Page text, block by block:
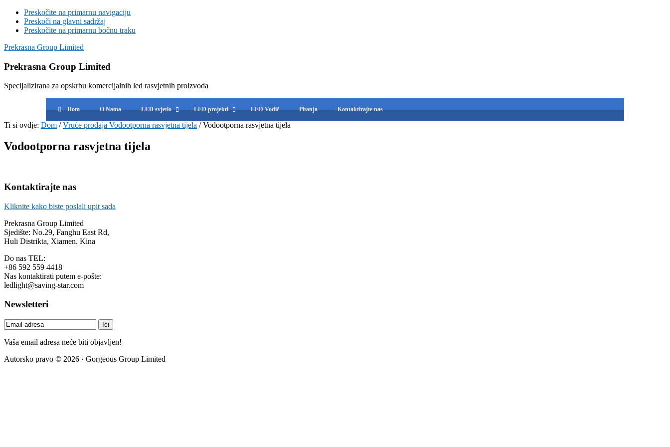
Preskočite na primarnu navigaciju
Preskoči na glavni sadržaj
Preskočite na primarnu bočnu traku
Prekrasna Group Limited
Prekrasna Group Limited
Specijalizirana za opskrbu komercijalnih led rasvjetnih proizvoda
Dom O Nama LED svjetlo LED projekti LED Vodič Pitanja Kontaktirajte nas
Ti si ovdje: Dom / Vruće prodaja Vodootporna rasvjetna tijela /Vodootporna rasvjetna tijela
Vodootporna rasvjetna tijela
primarni
Bočna
Kontaktirajte nas
Kliknite kako biste poslali upit sada
Prekrasna Group Limited
Sjedište: No.29, Fanghu East Rd,
Huli Distrikta, Xiamen. Kina
Do nas TEL:
+86 592 559 4418
Nas kontaktirati putem e-pošte:
ledlight@saving-star.com
Newsletteri
Vaša email adresa neće biti objavljen!
Autorsko pravo © 2026 · Gorgeous Group Limited